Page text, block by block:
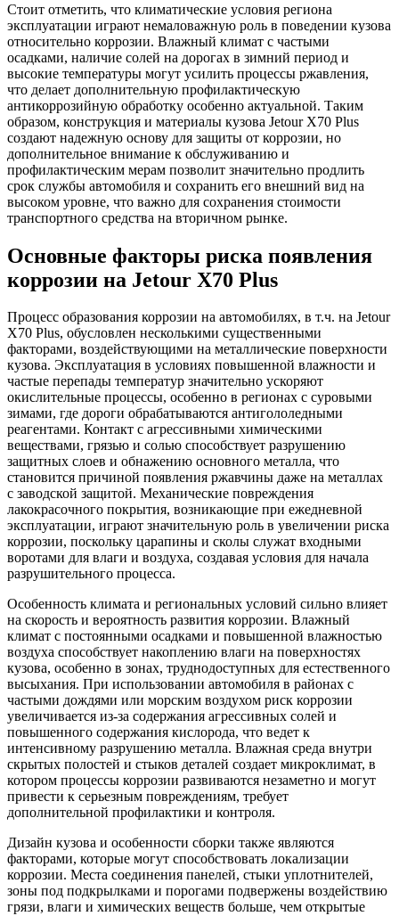
Стоит отметить, что климатические условия региона
эксплуатации играют немаловажную роль в поведении кузова
относительно коррозии. Влажный климат с частыми
осадками, наличие солей на дорогах в зимний период и
высокие температуры могут усилить процессы ржавления,
что делает дополнительную профилактическую
антикоррозийную обработку особенно актуальной. Таким
образом, конструкция и материалы кузова Jetour X70 Plus
создают надежную основу для защиты от коррозии, но
дополнительное внимание к обслуживанию и
профилактическим мерам позволит значительно продлить
срок службы автомобиля и сохранить его внешний вид на
высоком уровне, что важно для сохранения стоимости
транспортного средства на вторичном рынке.
Основные факторы риска появления
коррозии на Jetour X70 Plus
Процесс образования коррозии на автомобилях, в т.ч. на Jetour
X70 Plus, обусловлен несколькими существенными
факторами, воздействующими на металлические поверхности
кузова. Эксплуатация в условиях повышенной влажности и
частые перепады температур значительно ускоряют
окислительные процессы, особенно в регионах с суровыми
зимами, где дороги обрабатываются антигололедными
реагентами. Контакт с агрессивными химическими
веществами, грязью и солью способствует разрушению
защитных слоев и обнажению основного металла, что
становится причиной появления ржавчины даже на металлах
с заводской защитой. Механические повреждения
лакокрасочного покрытия, возникающие при еже­дневной
эксплуатации, играют значительную роль в увеличении риска
коррозии, поскольку царапины и сколы служат входными
воротами для влаги и воздуха, создавая условия для начала
разрушительного процесса.
Особенность климата и региональных условий сильно влияет
на скорость и вероятность развития коррозии. Влажный
климат с постоянными осадками и повышенной влажностью
воздуха способствует накоплению влаги на поверхностях
кузова, особенно в зонах, труднодоступных для естественного
высыхания. При использовании автомобиля в районах с
частыми дождями или морским воздухом риск коррозии
увеличивается из-за содержания агрессивных солей и
повышенного содержания кислорода, что ведет к
интенсивному разрушению металла. Влажная среда внутри
скрытых полостей и стыков деталей создает микроклимат, в
котором процессы коррозии развиваются незаметно и могут
привести к серьезным повреждениям, требует
дополнительной профилактики и контроля.
Дизайн кузова и особенности сборки также являются
факторами, которые могут способствовать локализации
коррозии. Места соединения панелей, стыки уплотнителей,
зоны под подкрылками и порогами подвержены воздействию
грязи, влаги и химических веществ больше, чем открытые